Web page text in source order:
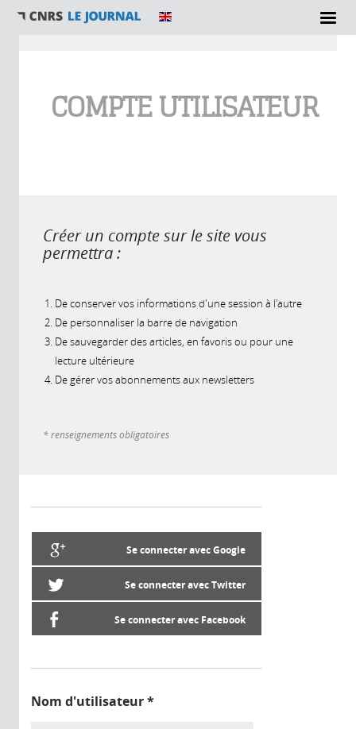
COMPTE UTILISATEUR
Créer un compte sur le site vous
permettra :
De conserver vos informations d'une session à l'autre
De personnaliser la barre de navigation
De sauvegarder des articles, en favoris ou pour une
lecture ultérieure
De gérer vos abonnements aux newsletters
* renseignements obligatoires
Se connecter avec Google
Se connecter avec Twitter
Se connecter avec Facebook
Nom d'utilisateur*